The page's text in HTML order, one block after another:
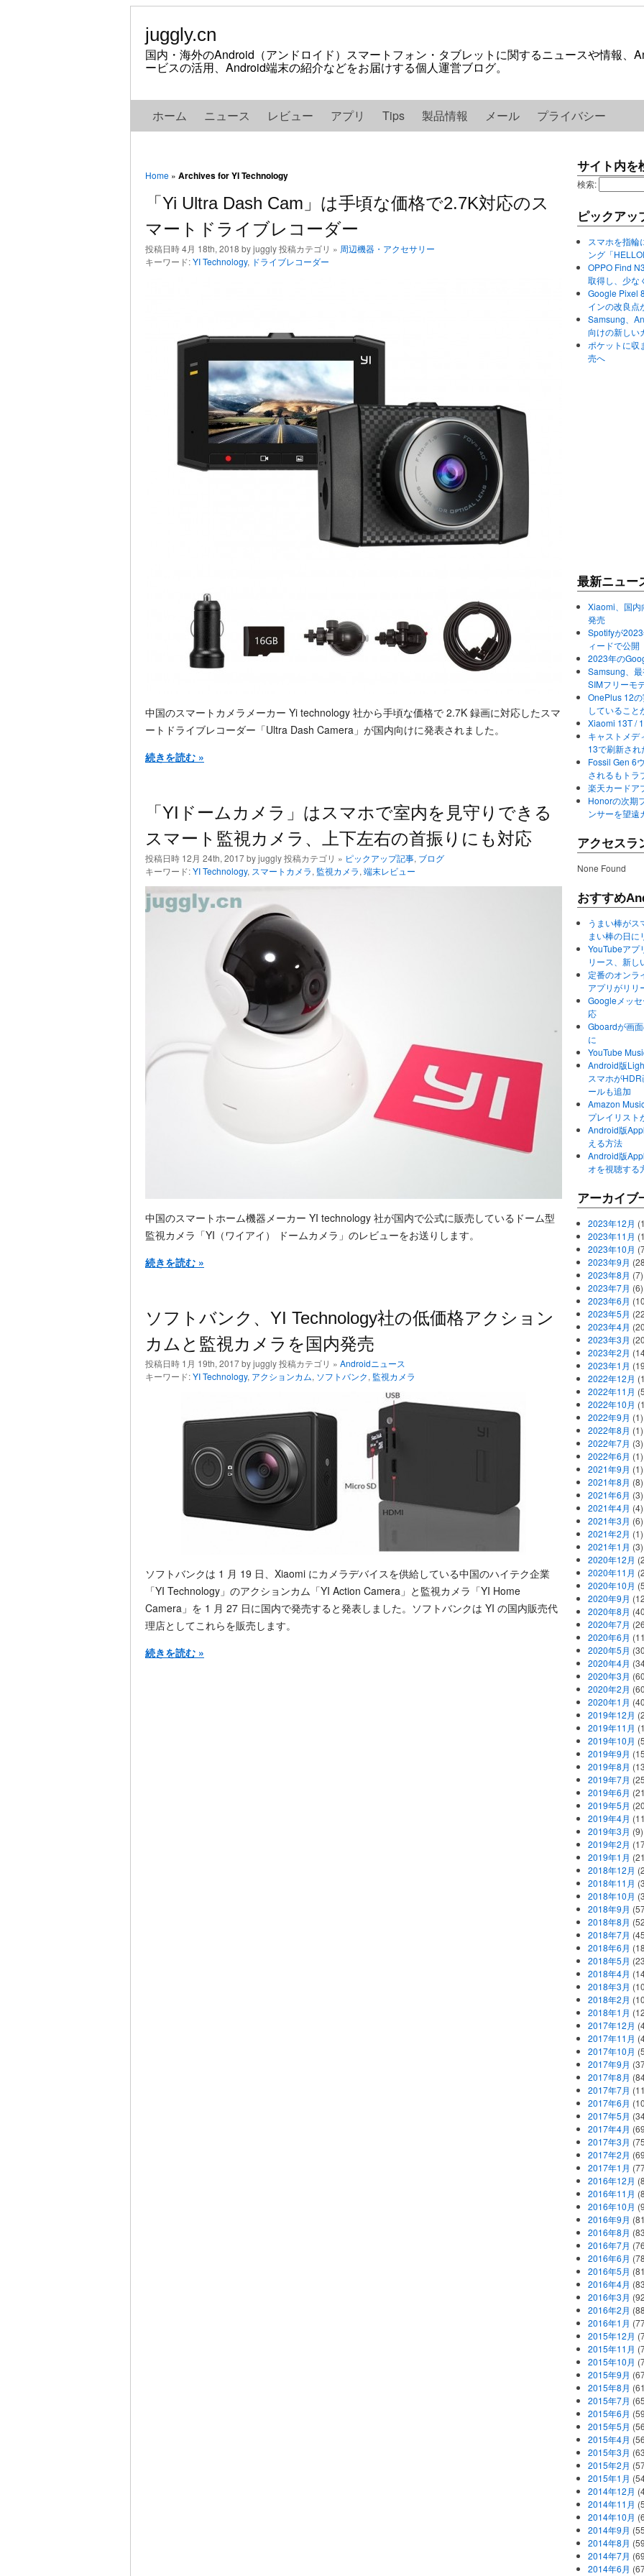
juggly.cn
国内・海外のAndroid（アンドロイド）スマートフォン・タブレットに関するニュースや情報、
ービスの活用、Android端末の紹介などをお届けする個人運営ブログ。
ホーム ニュース レビュー アプリ Tips 製品情報 メール プライバシー
Home » Archives for YI Technology
「Yi Ultra Dash Cam」は手頃な価格で2.7K対応のス
マートドライブレコーダー
投稿日時 4月 18th, 2018 by juggly 投稿カテゴリ » 周辺機器・アクセサリー
キーワード:YI Technology, ドライブレコーダー
中国のスマートカメラメーカー Yi technology 社から手頃な価格で 2.7K 録画に対応したスマ
ートドライブレコーダー「Ultra Dash Camera」が国内向けに発表されました。
続きを読む »
「YIドームカメラ」はスマホで室内を見守りできる
スマート監視カメラ、上下左右の首振りにも対応
投稿日時 12月 24th, 2017 by juggly 投稿カテゴリ » ピックアップ記事, ブログ
キーワード:YI Technology, スマートカメラ, 監視カメラ, 端末レビュー
中国のスマートホーム機器メーカー YI technology 社が国内で公式に販売しているドーム型
監視カメラ「YI（ワイアイ） ドームカメラ」のレビューをお送りします。
続きを読む »
ソフトバンク、YI Technology社の低価格アクション
カムと監視カメラを国内発売
投稿日時 1月 19th, 2017 by juggly 投稿カテゴリ » Androidニュース
キーワード:YI Technology, アクションカム, ソフトバンク, 監視カメラ
ソフトバンクは 1 月 19 日、Xiaomi にカメラデバイスを供給している中国のハイテク企業
「YI Technology」のアクションカム「YI Action Camera」と監視カメラ「YI Home
Camera」を 1 月 27 日に国内で発売すると発表しました。ソフトバンクは YI の国内販売代
理店としてこれらを販売します。
続きを読む »
サイト内を
検索:
ピックアッ
スマホを指輪
ング「
OPPO Find
取得し、少な
Google Pixel
インの改良点
Samsung、
向けの新しい
ポケットに収
売へ
最新ニュー
Xiaomi、国内
発売
Spotifyが
ィードで公開
2023年の
Samsung、
SIMフリーモ
OnePlus 12
していること
Xiaomi 13T /
キャストメデ
13で刷新さ
Fossil Gen 6
されるもトラ
楽天カードア
Honorの次期
ンサーを望遠
アクセスラ
None Found
おすすめ
うまい棒がス
まい棒の日に
YouTubeアプ
リース、新し
定番のオンラ
アプリがリリ
Googleメッ
応
Gboardが画
に
YouTube
Android版
スマホが
ールも追加
Amazon
プレイリスト
Android版
える方法
Android版
オを視聴する
アーカイブ
2023年12月
2023年11月
2023年10月
2023年9月
2023年8月 (7)
2023年7月 (6)
2023年6月
2023年5月
2023年4月
2023年3月
2023年2月
2023年1月
2022年12月
2022年11月
2022年10月
2022年9月 (1)
2022年8月 (1)
2022年7月 (3)
2022年6月 (1)
2021年9月 (1)
2021年8月 (8)
2021年6月 (3)
2021年4月 (4)
2021年3月 (6)
2021年2月 (1)
2021年1月 (3)
2020年12月
2020年11月
2020年10月
2020年9月
2020年8月
2020年7月
2020年6月
2020年5月
2020年4月
2020年3月
2020年2月
2020年1月
2019年12月
2019年11月
2019年10月
2019年9月
2019年8月
2019年7月
2019年6月
2019年5月
2019年4月
2019年3月 (9)
2019年2月
2019年1月
2018年12月
2018年11月
2018年10月
2018年9月
2018年8月
2018年7月
2018年6月
2018年5月
2018年4月
2018年3月
2018年2月
2018年1月
2017年12月
2017年11月
2017年10月
2017年9月
2017年8月
2017年7月
2017年6月
2017年5月
2017年4月
2017年3月
2017年2月
2017年1月
2016年12月
2016年11月
2016年10月
2016年9月
2016年8月
2016年7月
2016年6月
2016年5月
2016年4月
2016年3月
2016年2月
2016年1月
2015年12月
2015年11月
2015年10月
2015年9月
2015年8月
2015年7月
2015年6月
2015年5月
2015年4月
2015年3月
2015年2月
2015年1月
2014年12月
2014年11月
2014年10月
2014年9月
2014年8月
2014年7月
2014年6月